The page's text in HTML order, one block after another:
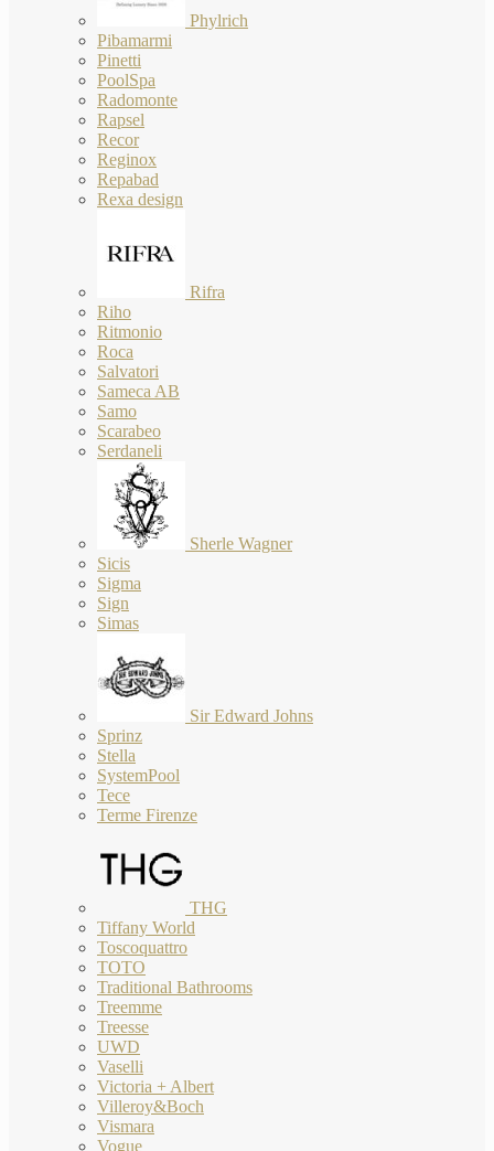
Phylrich
Pibamarmi
Pinetti
PoolSpa
Radomonte
Rapsel
Recor
Reginox
Repabad
Rexa design
Rifra
Riho
Ritmonio
Roca
Salvatori
Sameca AB
Samo
Scarabeo
Serdaneli
Sherle Wagner
Sicis
Sigma
Sign
Simas
Sir Edward Johns
Sprinz
Stella
SystemPool
Tece
Terme Firenze
THG
Tiffany World
Toscoquattro
TOTO
Traditional Bathrooms
Treemme
Treesse
UWD
Vaselli
Victoria + Albert
Villeroy&Boch
Vismara
Vogue